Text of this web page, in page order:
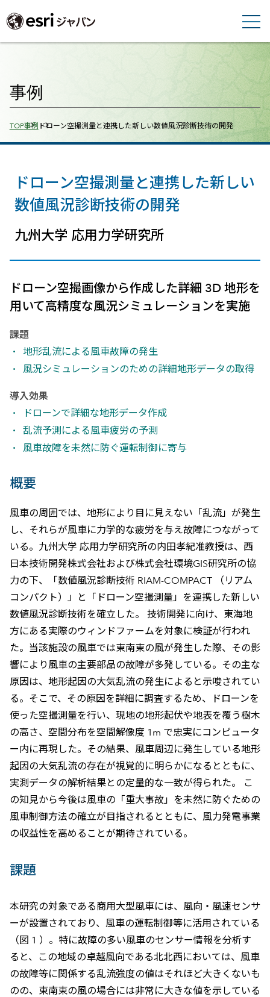
事例
Breadcrumbs
TOP事例 ドローン空撮測量と連携した新しい数値風況診断技術の開発
ドローン空撮測量と連携した新しい
数値風況診断技術の開発
九州大学 応用力学研究所
ドローン空撮画像から作成した詳細 3D 地形を
用いて高精度な風況シミュレーションを実施
課題
地形乱流による風車故障の発生
風況シミュレーションのための詳細地形データの取得
導入効果
ドローンで詳細な地形データ作成
乱流予測による風車疲労の予測
風車故障を未然に防ぐ運転制御に寄与
概要
風車の周囲では、地形により目に見えない「乱流」が発生
し、それらが風車に力学的な疲労を与え故障につながって
いる。九州大学 応用力学研究所の内田孝紀准教授は、西
日本技術開発株式会社および株式会社環境GIS研究所の協
力の下、「数値風況診断技術 RIAM-COMPACT （リアム
コンパクト）」と「ドローン空撮測量」を連携した新しい
数値風況診断技術を確立した。 技術開発に向け、東海地
方にある実際のウィンドファームを対象に検証が行われ
た。当該施設の風車では東南東の風が発生した際、その影
響により風車の主要部品の故障が多発している。その主な
原因は、地形起因の大気乱流の発生によると示唆されてい
る。そこで、その原因を詳細に調査するため、ドローンを
使った空撮測量を行い、現地の地形起伏や地表を覆う樹木
の高さ、空間分布を空間解像度 1m で忠実にコンピュータ
ー内に再現した。その結果、風車周辺に発生している地形
起因の大気乱流の存在が視覚的に明らかになるとともに、
実測データの解析結果との定量的な一致が得られた。 こ
の知見から今後は風車の「重大事故」を未然に防ぐための
風車制御方法の確立が目指されるとともに、風力発電事業
の収益性を高めることが期待されている。
課題
本研究の対象である商用大型風車には、風向・風速センサ
ーが設置されており、風車の運転制御等に活用されている
（図 1 ）。特に故障の多い風車のセンサー情報を分析す
ると、この地域の卓越風向である北北西においては、風車
の故障等に関係する乱流強度の値はそれほど大きくないも
のの、東南東の風の場合には非常に大きな値を示している